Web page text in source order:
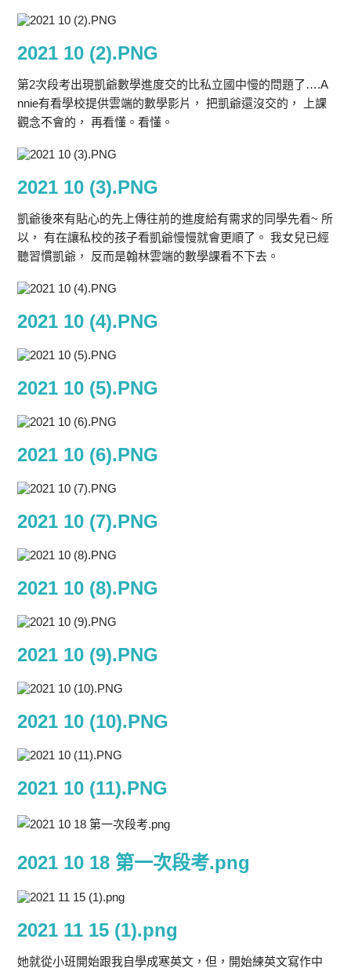
2021 10 (2).PNG
第2次段考出現凱爺數學進度交的比私立國中慢的問題了….A
nnie有看學校提供雲端的數學影片， 把凱爺還沒交的， 上課
觀念不會的， 再看懂。看懂。
2021 10 (3).PNG
凱爺後來有貼心的先上傳往前的進度給有需求的同學先看~ 所
以， 有在讓私校的孩子看凱爺慢慢就會更順了。 我女兒已經
聽習慣凱爺， 反而是翰林雲端的數學課看不下去。
2021 10 (4).PNG
2021 10 (5).PNG
2021 10 (6).PNG
2021 10 (7).PNG
2021 10 (8).PNG
2021 10 (9).PNG
2021 10 (10).PNG
2021 10 (11).PNG
2021 10 18 第一次段考.png
2021 11 15 (1).png
她就從小班開始跟我自學成寒英文，但，開始練英文寫作中